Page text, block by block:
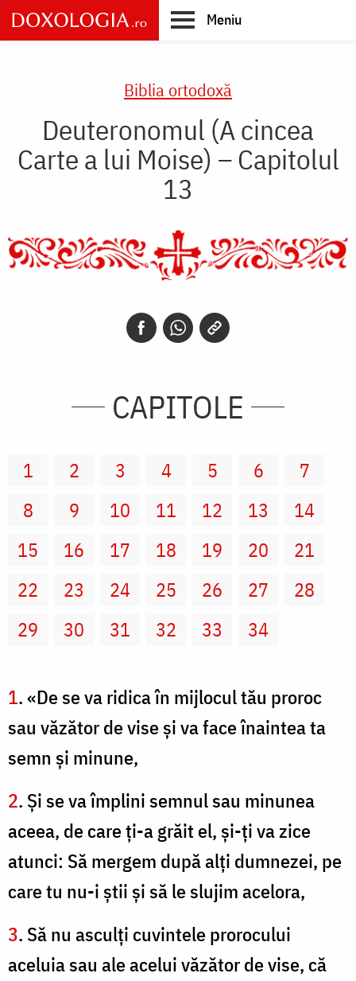
Skip
to
main
Meniu
Biblia ortodoxă
Deuteronomul (A cincea
Carte a lui Moise) – Capitolul
13
CAPITOLE
1 2 3 4 5 6
7
8
9 10 11 12 13
14
15
16 17 18 19 20
21
22
23 24 25 26 27
28
29
30 31 32 33 34
1. «De se va ridica în mijlocul tău proroc
sau văzător de vise şi va face înaintea ta
semn şi minune,
2. Şi se va împlini semnul sau minunea
aceea, de care ţi-a grăit el, şi-ţi va zice
atunci: Să mergem după alţi dumnezei, pe
care tu nu-i ştii şi să le slujim acelora,
3. Să nu asculţi cuvintele prorocului
aceluia sau ale acelui văzător de vise, că